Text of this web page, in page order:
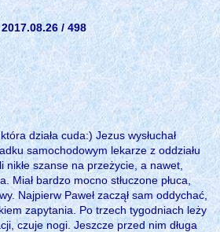
2017.08.26 / 498
działa cuda:) Jezus wysłuchał
samochodowym lekarze z oddziału
nikłe szanse na przeżycie, a nawet,
Miał bardzo mocno stłuczone płuca,
Najpierw Paweł zaczął sam oddychać,
zapytania. Po trzech tygodniach leży
czuje nogi. Jeszcze przed nim długa